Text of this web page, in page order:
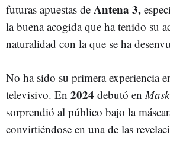
futuras apuestas de Antena 3,
la buena acogida que ha tenido su
naturalidad con la que se ha
No ha sido su primera experiencia
televisivo. En 2024 debutó en
sorprendió al público bajo la
convirtiéndose en una de las